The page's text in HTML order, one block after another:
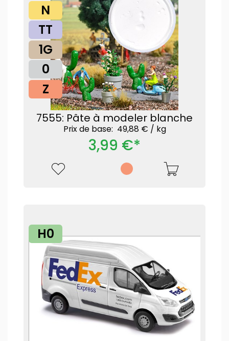
N
TT
1G
0
Z
7555: Pâte à modeler blanche
Prix ​​de base: 49,88 € / kg
3,99 €*
H0